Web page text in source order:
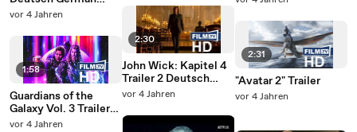
(2023)
vor 4 Jahren
1:58
Guardians of the
Galaxy Vol. 3 Trailer
Deutsch German
vor 4 Jahren
2:30
John Wick: Kapitel 4
Trailer 2 Deutsch
German (2022)
vor 4 Jahren
2:31
"Avatar 2" Trailer
vor 4 Jahren